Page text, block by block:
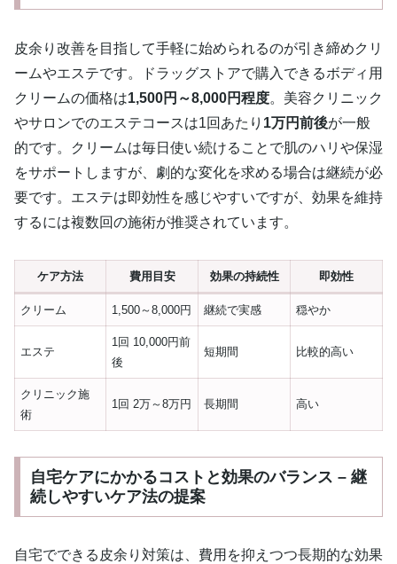
皮余り改善を目指して手軽に始められるのが引き締めクリ
ームやエステです。ドラッグストアで購入できるボディ用
クリームの価格は1,500円～8,000円程度。美容クリニック
やサロンでのエステコースは1回あたり 1万円前後が一般
的です。クリームは毎日使い続けることで肌のハリや保湿
をサポートしますが、劇的な変化を求める場合は継続が必
要です。エステは即効性を感じやすいですが、効果を維持
するには複数回の施術が推奨されています。
ケア方法 費用目安 効果の持続性 即効性
クリーム 1,500～8,000円 継続で実感 穏やか
エステ
1回 10,000円前
後
短期間 比較的高い
クリニック施
術
1回 2万～8万円 長期間 高い
自宅ケアにかかるコストと効果のバランス – 継
続しやすいケア法の提案
自宅でできる皮余り対策は、費用を抑えつつ長期的な効果